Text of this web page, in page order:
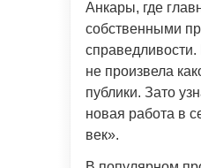
Анкары, где
собственными
не произвела
публики. Зато
новая работа в
век».